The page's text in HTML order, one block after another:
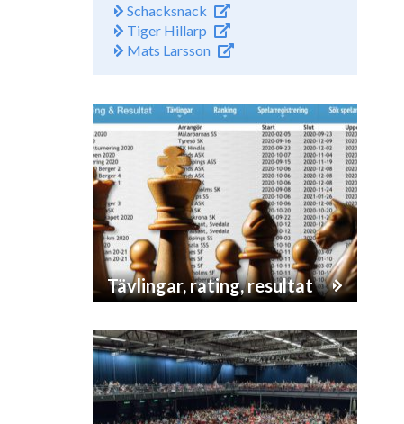
Schacksnack
Tiger Hillarp
Mats Larsson
Tävlingar, rating, resultat